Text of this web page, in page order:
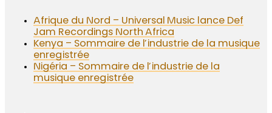
Afrique du Nord – Universal Music lance Def
Jam Recordings North Africa
Kenya – Sommaire de l’industrie de la musique
enregistrée
Nigéria – Sommaire de l’industrie de la
musique enregistrée